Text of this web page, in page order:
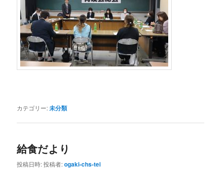
カテゴリー:未分類
給食だより
投稿日時:投稿者:ogaki-chs-tei